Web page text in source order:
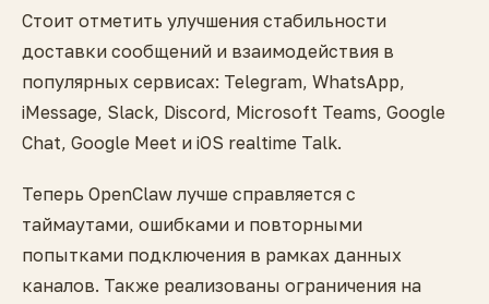
Стоит отметить улучшения стабильности
доставки сообщений и взаимодействия в
популярных сервисах: Telegram, WhatsApp,
iMessage, Slack, Discord, Microsoft Teams, Google
Chat, Google Meet и iOS realtime Talk.
Теперь OpenClaw лучше справляется с
таймаутами, ошибками и повторными
попытками подключения в рамках данных
каналов. Также реализованы ограничения на